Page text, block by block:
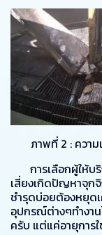
ภาพที่ 2 : ควา
การเลือกผู้ให้บริ
เสี่ยงเกิดปัญหาจุก
ชำรุดบ่อยต้องหยุดเ
อุปกรณ์ต่างๆทำงา
ครับ แต่แค่อายุการ